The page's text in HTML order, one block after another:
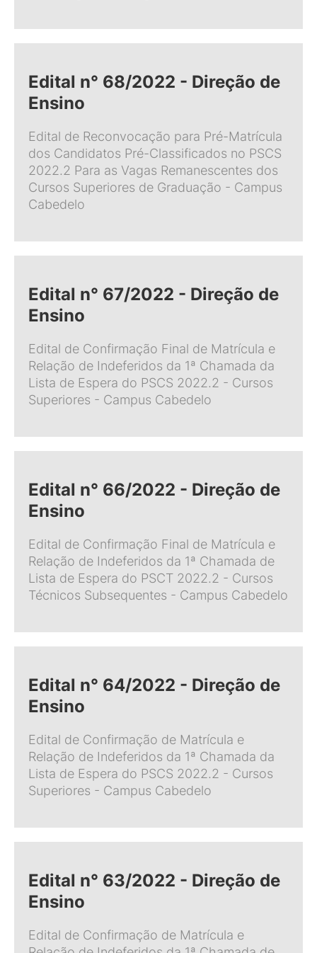
Edital n° 68/2022 - Direção de
Ensino
Edital de Reconvocação para Pré-Matrícula
dos Candidatos Pré-Classificados no PSCS
2022.2 Para as Vagas Remanescentes dos
Cursos Superiores de Graduação - Campus
Cabedelo
Edital n° 67/2022 - Direção de
Ensino
Edital de Confirmação Final de Matrícula e
Relação de Indeferidos da 1ª Chamada da
Lista de Espera do PSCS 2022.2 - Cursos
Superiores - Campus Cabedelo
Edital n° 66/2022 - Direção de
Ensino
Edital de Confirmação Final de Matrícula e
Relação de Indeferidos da 1ª Chamada de
Lista de Espera do PSCT 2022.2 - Cursos
Técnicos Subsequentes - Campus Cabedelo
Edital n° 64/2022 - Direção de
Ensino
Edital de Confirmação de Matrícula e
Relação de Indeferidos da 1ª Chamada da
Lista de Espera do PSCS 2022.2 - Cursos
Superiores - Campus Cabedelo
Edital n° 63/2022 - Direção de
Ensino
Edital de Confirmação de Matrícula e